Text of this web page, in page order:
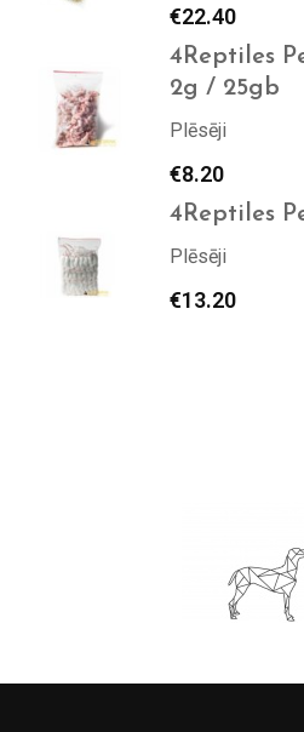
€22.40
4Reptiles
2g / 25gb
Plēsēji
€8.20
4Reptiles
Plēsēji
€13.20